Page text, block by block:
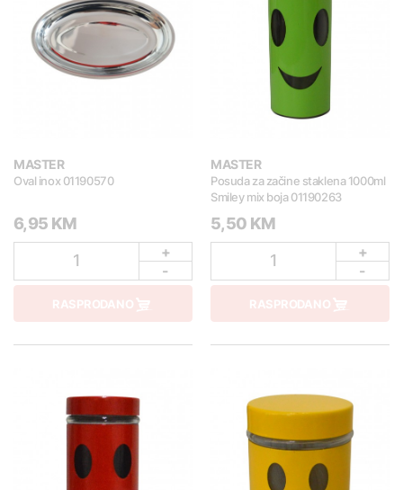
MASTER
Oval inox 01190570
6,95 KM
1
+
-
RASPRODANO
MASTER
Posuda za začine staklena 1000ml
Smiley mix boja 01190263
5,50 KM
1
+
-
RASPRODANO